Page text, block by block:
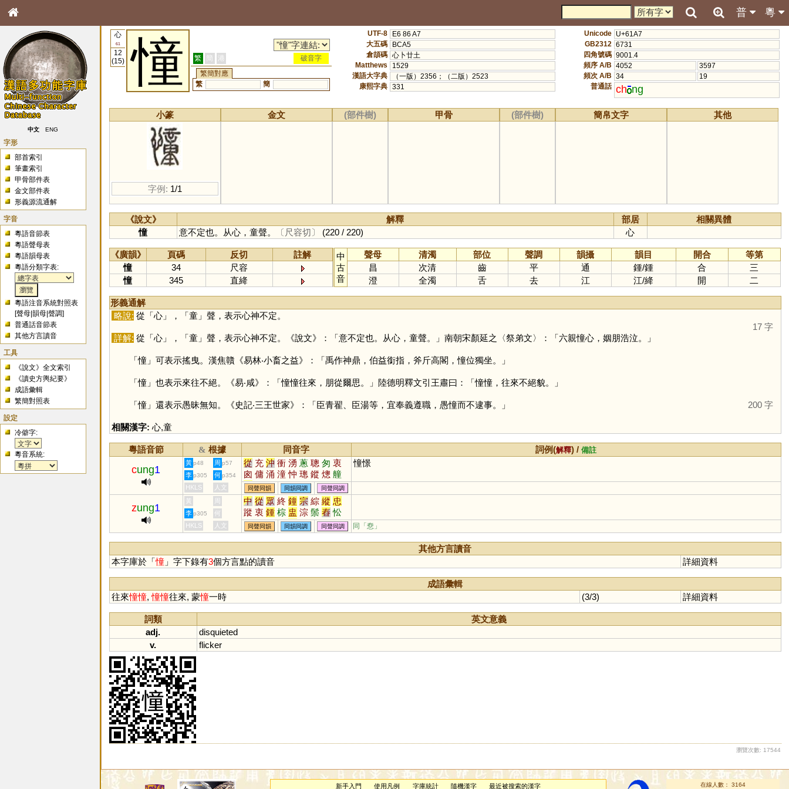
粵
普
中文 ENG
字形
部首索引
筆畫索引
甲骨部件表
金文部件表
形義源流通解
字音
粵語音節表
粵語聲母表
粵語韻母表
粵語分類字表:
粵語注音系統對照表
[聲母 |韻母 |聲調]
普通話音節表
其他方言讀音
工具
《說文》全文索引
《讀史方輿紀要》
成語彙輯
繁簡對照表
設定
冷僻字:
粵音系統:
心
61
12
(15)
憧 繁 簡 港
破音字
繁簡對應
繁
簡
UTF-8
E6 86 A7
大五碼
BCA5
倉頡碼 心卜廿土
Matthews
1529
漢語大字典
（一版）2356；（二版）2523
康熙字典 331
Unicode U+61A7
GB2312 6731
四角號碼 9001.4
頻序 A/B 4052
3597
頻次 A/B 34
19
普通話 ch ng
小篆
字例: 1/1
金文 (部件樹) 甲骨 (部件樹) 簡帛文字 其他
《說文》 解釋 部居
相關異體
憧
意不定也。从心，童聲。 〔尺容切〕 (220 / 220) 心
《廣韻》 頁碼 反切
註解
憧
34
尺容
憧
345 直絳
中
古
音
聲母 清濁 部位 聲調 韻攝 韻目 開合
等第
昌
次清 齒 平 通 鍾/鍾 合
三
澄
全濁 舌 去 江 江/絳 開 二
形義通解
略說: 從「心」，「童」聲，表示心神不定。
17 字
詳解: 從「心」，「童」聲，表示心神不定。《說文》：「意不定也。从心，童聲。」南朝宋顏延之〈祭弟文〉：「六親憧心，姻朋浩泣。」
「憧」可表示搖曳。漢焦贛《易林‧小畜之益》：「禹作神鼎，伯益銜指，斧斤高閣，憧位獨坐。」
「憧」也表示來往不絕。《易‧咸》：「憧憧往來，朋從爾思。」陸德明釋文引王肅曰：「憧憧，往來不絕貌。」
「憧」還表示愚昧無知。《史記‧三王世家》：「臣青翟、臣湯等，宜奉義遵職，愚憧而不逮事。」 200 字
相關漢字: 心,童
粵語音節 & 根據 同音字 詞例(解釋) /備註
cung1
黃 p48 周 p57 從 充 沖 衝 湧 蔥 聰 匆 衷
囪 傭 涌 潼 忡 璁 鏦 熜 艟
悤 蓯 暰 棇 嫞 祌 瑽 翀 瞛
珫 驄 蟌 罿 憃 浺 摐 埇 茺
樅
憧憬
李 p305 何 p354
HKLS 人文 同聲同韻 同韻同調 同聲同調
zung1
黃 周 中 從 眾 終 鐘 宗 綜 縱 忠
蹤 衷 鍾 棕 盅 淙 鬃 舂 忪
螽 舯 炂 稯 憃 蔠 豵 騣 鬷
樅 柊 繌 鼨 翪 猣 熧 蹖 蝩
蝬 螤 鍐 艐 籦 朡 惾 嵕 潀
倧 彸 伀 妐
李 p305
何
HKLS
人文 同聲同韻 同韻同調 同聲同調 同「憃 」
其他方言讀音
本字庫於「憧」字下錄有3個方言點的讀音 詳細資料
成語彙輯
往來憧憧,憧憧往來, 蒙憧一時 (3/3) 詳細資料
詞類
英文意義
adj.
disquieted
v.
flicker
瀏覽次數: 17544
新手入門 使用凡例 字庫統計 隨機漢字 最近被搜索的漢字 在線人數： 3164